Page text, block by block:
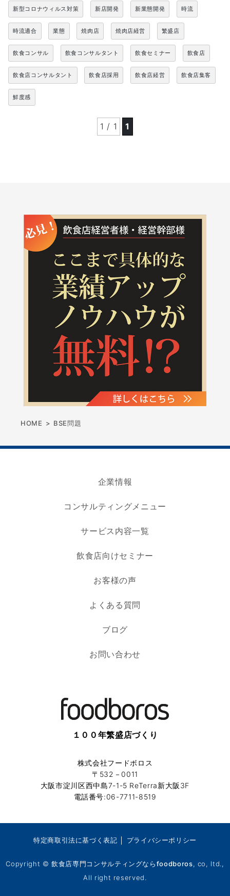
新型コロナウィルス対策 新店開発 新業態開発 時流
時流適合 業態 焼肉店 焼肉店経営 繁盛店
飲食コンサル 飲食コンサルタント 飲食セミナー 飲食店
飲食店コンサルタント 飲食店採用 飲食店経営 飲食店集客
鮮度感
1 / 1 1
HOME > BSE問題
企業情報
コンサルティングメニュー
サービス内容一覧
飲食店向けセミナー
お客様の声
よくある質問
ブログ
お問い合わせ
１００年繁盛店づくり
株式会社フードボロス
〒532－0011
大阪市淀川区西中島7-1-5 ReTerra新大阪3F
電話番号:06-7711-8519
特定商取引法に基づく表記 プライバシーポリシー
Copyright ©飲食店専門コンサルティングならfoodboros, co, ltd.,
All right reserved.